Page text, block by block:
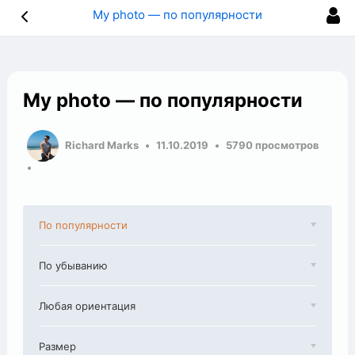
My photo — по популярности
My photo — по популярности
Richard Marks 11.10.2019 5790 просмотров
По популярности
По убыванию
Любая ориентация
Размер